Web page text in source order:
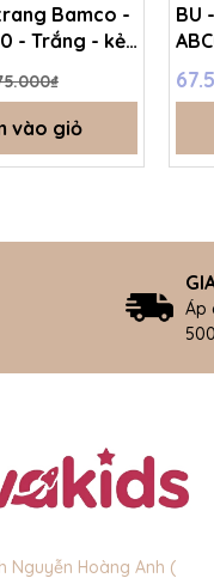
Bamco -
- Trắng - kẻ
-
vào giỏ
BU
Áp
Nguyễn Hoàng Anh (